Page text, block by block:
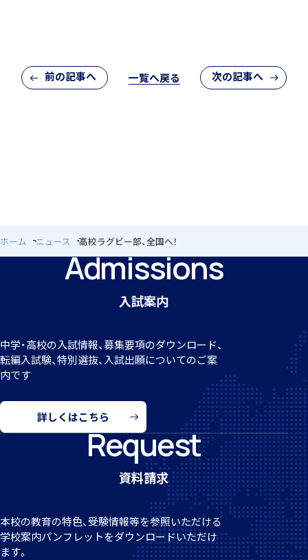
前の記事へ 一覧へ戻る 次の記事へ
ホーム ニュース 高校ラグビー部、全国へ！
Admissions
入試案内
中学・高校の入試情報、募集要項のダウンロード、
転編入試験、特別選抜、入試出願についてのご案
内です
詳しくはこちら
Request
資料請求
本校の教育の特色、受験情報等を参照いただける
学校案内パンフレットをダウンロードいただけ
ます。
国内・海外研修旅行
キャンプ